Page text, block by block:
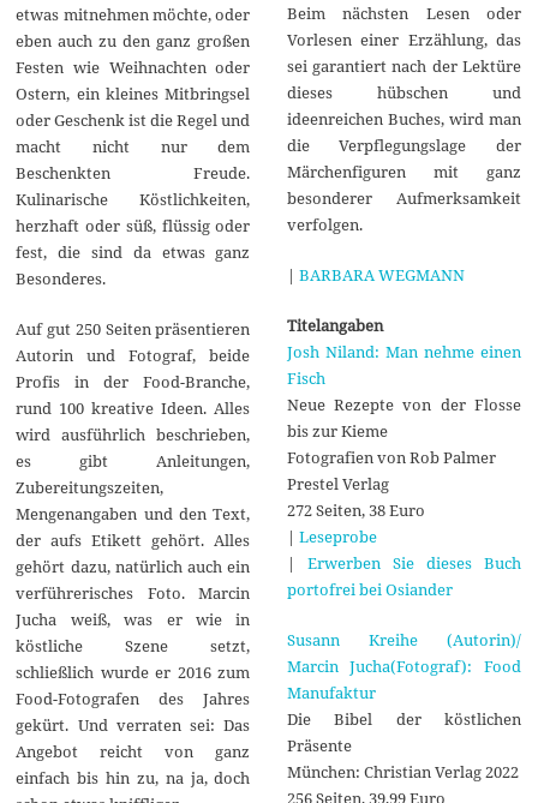
etwas mitnehmen möchte, oder
eben auch zu den ganz großen
Festen wie Weihnachten oder
Ostern, ein kleines Mitbringsel
oder Geschenk ist die Regel und
macht nicht nur dem
Beschenkten Freude.
Kulinarische Köstlichkeiten,
herzhaft oder süß, flüssig oder
fest, die sind da etwas ganz
Besonderes.
Auf gut 250 Seiten präsentieren
Autorin und Fotograf, beide
Profis in der Food-Branche,
rund 100 kreative Ideen. Alles
wird ausführlich beschrieben,
es gibt Anleitungen,
Zubereitungszeiten,
Mengenangaben und den Text,
der aufs Etikett gehört. Alles
gehört dazu, natürlich auch ein
verführerisches Foto. Marcin
Jucha weiß, was er wie in
köstliche Szene setzt,
schließlich wurde er 2016 zum
Food-Fotografen des Jahres
gekürt. Und verraten sei: Das
Angebot reicht von ganz
einfach bis hin zu, na ja, doch
Beim nächsten Lesen oder
Vorlesen einer Erzählung, das
sei garantiert nach der Lektüre
dieses hübschen und
ideenreichen Buches, wird man
die Verpflegungslage der
Märchenfiguren mit ganz
besonderer Aufmerksamkeit
verfolgen.
| BARBARA WEGMANN
Titelangaben
Josh Niland: Man nehme einen
Fisch
Neue Rezepte von der Flosse
bis zur Kieme
Fotografien von Rob Palmer
Prestel Verlag
272 Seiten, 38 Euro
| Leseprobe
| Erwerben Sie dieses Buch
portofrei bei Osiander
Susann Kreihe (Autorin)/
Marcin Jucha(Fotograf): Food
Manufaktur
Die Bibel der köstlichen
Präsente
München: Christian Verlag 2022
256 Seiten, 39,99 Euro